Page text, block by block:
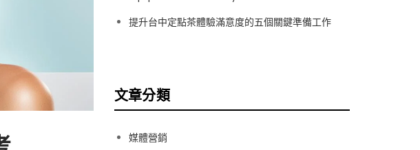
提升台中定點茶體驗滿意度的五個關鍵準備工作
文章分類
媒體營銷